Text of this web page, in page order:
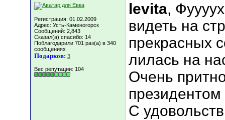
Регистрация: 01.02.2009
Адрес: Усть-Каменогорск
Сообщений: 2,843
Сказал(а) спасибо: 14
Поблагодарили 701 раз(а) в 340
сообщениях
Подарков: 3
Вес репутации: 104
levita,
видеть на
прекрасных
лилась на
Очень
С